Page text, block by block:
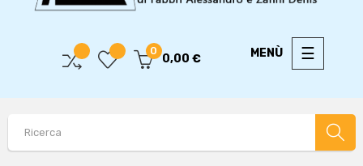
Toggle
☰
0
0,00 €